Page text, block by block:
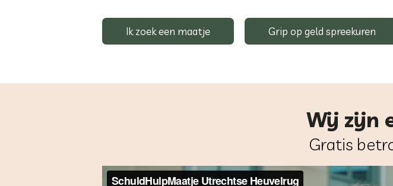
Ik zoek een maatje Grip op geld spreekuren
Wij zijn
Gratis